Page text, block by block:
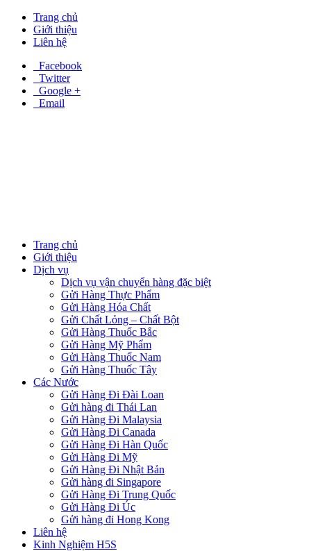
Trang chủ
Giới thiệu
Liên hệ
Facebook
Twitter
Google +
Email
Trang chủ
Giới thiệu
Dịch vụ
Dịch vụ vận chuyển hàng đặc biệt
Gửi Hàng Thực Phẩm
Gửi Hàng Hóa Chất
Gửi Chất Lỏng – Chất Bột
Gửi Hàng Thuốc Bắc
Gửi Hàng Mỹ Phẩm
Gửi Hàng Thuốc Nam
Gửi Hàng Thuốc Tây
Các Nước
Gửi Hàng Đi Đài Loan
Gửi hàng đi Thái Lan
Gửi Hàng Đi Malaysia
Gửi Hàng Đi Canada
Gửi Hàng Đi Hàn Quốc
Gửi Hàng Đi Mỹ
Gửi Hàng Đi Nhật Bản
Gửi hàng đi Singapore
Gửi Hàng Đi Trung Quốc
Gửi Hàng Đi Úc
Gửi hàng đi Hong Kong
Liên hệ
Kinh Nghiệm H5S